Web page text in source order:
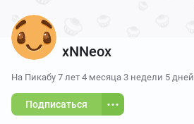
xNNeox
На Пикабу 7 лет 4 месяца 3 недели 5 дней
Подписаться